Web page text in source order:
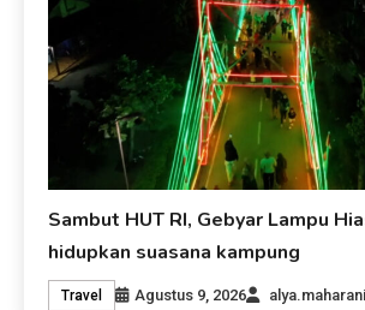
Sambut HUT RI, Gebyar Lampu
hidupkan suasana kampung
Travel Agustus 9, 2026